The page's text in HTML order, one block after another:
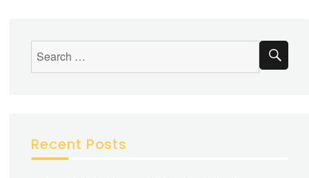
Recent Posts